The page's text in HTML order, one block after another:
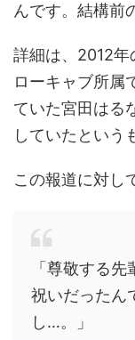
んです。結構前
詳細は、2012
ローキャブ所属
ていた宮田はる
していたという
この報道に対し
「尊敬する
祝いだったん
し…。」